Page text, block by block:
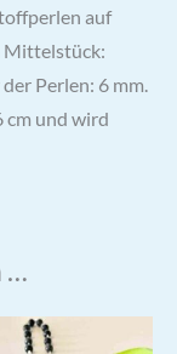
auf
Mittelstück:
Perlen: 6 mm.
cm und wird
…